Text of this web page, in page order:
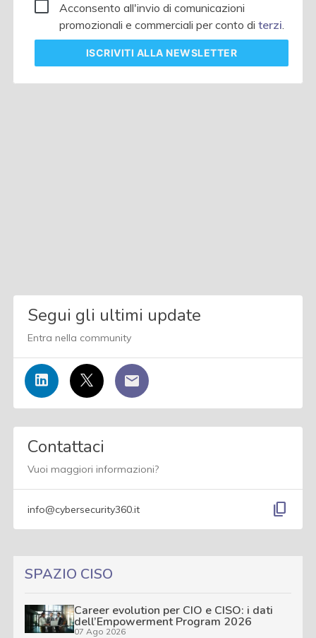
Acconsento all'invio di comunicazioni
promozionali e commerciali per conto diterzi.
ISCRIVITI ALLA NEWSLETTER
Segui gli ultimi update
Entra nella community
Contattaci
Vuoi maggiori informazioni?
info@cybersecurity360.it content_copy
SPAZIO CISO
Career evolution per CIO e CISO: i dati
dell’Empowerment Program 2026
07 Ago 2026